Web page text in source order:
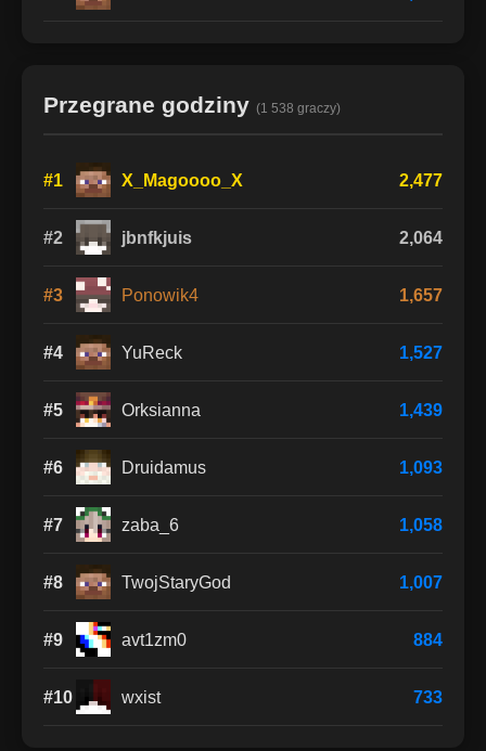
Przegrane godziny (1 538 graczy)
#1 X_Magoooo_X 2,477
#2 jbnfkjuis 2,064
#3 Ponowik4 1,657
#4 YuReck 1,527
#5 Orksianna 1,439
#6 Druidamus 1,093
#7 zaba_6 1,058
#8 TwojStaryGod 1,007
#9 avt1zm0 884
#10 wxist 733